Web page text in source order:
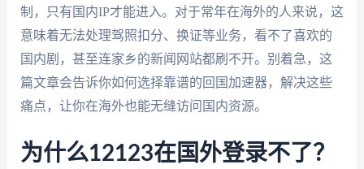
制，只有国内IP才能进入。对于常年在海外的人来说，这
意味着无法处理驾照扣分、换证等业务，看不了喜欢的
国内剧，甚至连家乡的新闻网站都刷不开。别着急，这
篇文章会告诉你如何选择靠谱的回国加速器，解决这些
痛点，让你在海外也能无缝访问国内资源。
为什么12123在国外登录不了？